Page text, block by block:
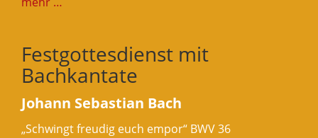
Festgottesdienst mit
Bachkantate
Johann Sebastian Bach
„Schwingt freudig euch empor“ BWV 36